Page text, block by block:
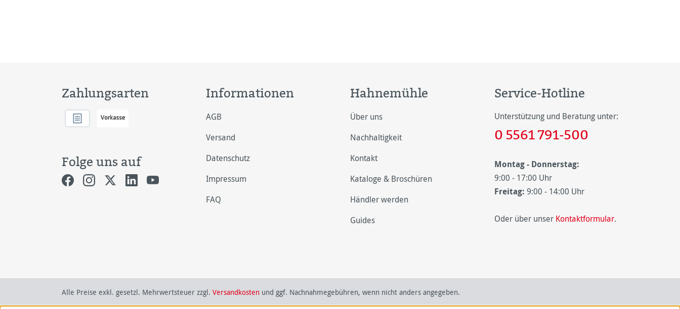
Zahlungsarten
Folge uns auf
Informationen
AGB
Versand
Datenschutz
Impressum
FAQ
Hahnemühle
Über uns
Nachhaltigkeit
Kontakt
Kataloge & Broschüren
Händler werden
Guides
Service-Hotline
Unterstützung und Beratung unter:
0 5561 791-500
Montag - Donnerstag:
9:00 - 17:00 Uhr
Freitag: 9:00 - 14:00 Uhr
Oder über unser Kontaktformular.
Alle Preise exkl. gesetzl. Mehrwertsteuer zzgl. Versandkosten und ggf. Nachnahmegebühren, wenn nicht anders angegeben.